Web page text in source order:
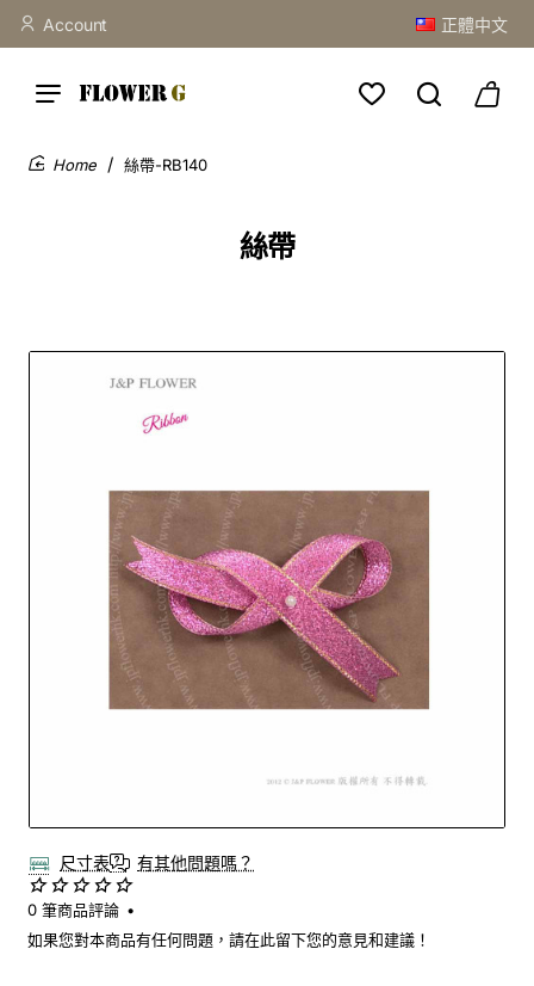
Account 正體中文
絲帶
絲帶-RB140
尺寸表 有其他問題嗎？
0 筆商品評論 •
如果您對本商品有任何問題，請在此留下您的意見和建議！